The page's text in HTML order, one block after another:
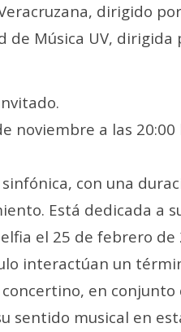
dirigido
de Música UV, dirigida
noviembre a las 20:00
con una
Está dedicada a
el 25 de febrero de
interactúan un
en conjunto
sentido musical en